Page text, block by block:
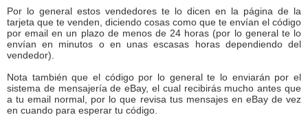
Por lo general estos vendedores te lo dicen en la página de la
tarjeta que te venden, diciendo cosas como que te envían el código
por email en un plazo de menos de 24 horas (por lo general te lo
envían en minutos o en unas escasas horas dependiendo del
vendedor).
Nota también que el código por lo general te lo enviarán por el
sistema de mensajería de eBay, el cual recibirás mucho antes que
a tu email normal, por lo que revisa tus mensajes en eBay de vez
en cuando para esperar tu código.